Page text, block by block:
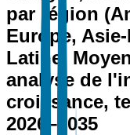
par région
Europe,
Latine,
analyse de
croissance,
2026–2035